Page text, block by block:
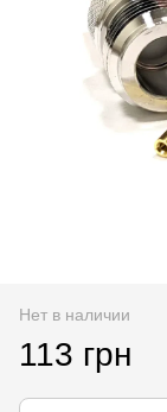
Нет в наличии
113 грн